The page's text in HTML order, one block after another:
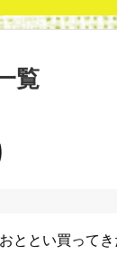
覧
ととい買って